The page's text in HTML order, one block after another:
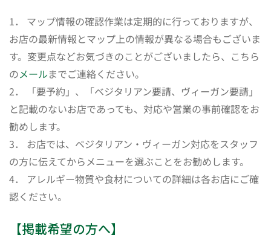
1． マップ情報の確認作業は定期的に行っておりますが、
お店の最新情報とマップ上の情報が異なる場合もございま
す。変更点などお気づきのことがございましたら、こちら
のメールまでご連絡ください。
2． 「要予約」、「ベジタリアン要請、ヴィーガン要請」
と記載のないお店であっても、対応や営業の事前確認をお
勧めします。
3． お店では、ベジタリアン・ヴィーガン対応をスタッフ
の方に伝えてからメニューを選ぶことをお勧めします。
4． アレルギー物質や食材についての詳細は各お店にご確
認ください。
【掲載希望の方へ】